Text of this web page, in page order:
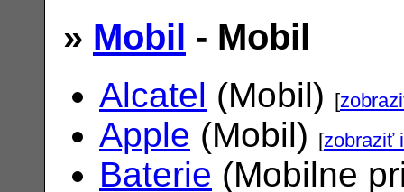
» Mobil - Mobil
Alcatel (Mobil) [
Apple (Mobil) [zobraziť
Baterie (Mobilne